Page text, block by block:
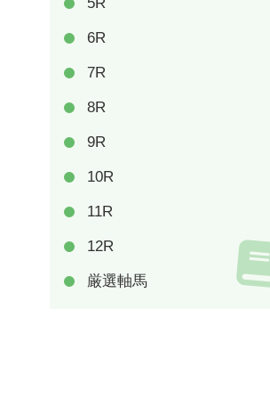
6R
7R
8R
9R
10R
11R
12R
厳選軸馬